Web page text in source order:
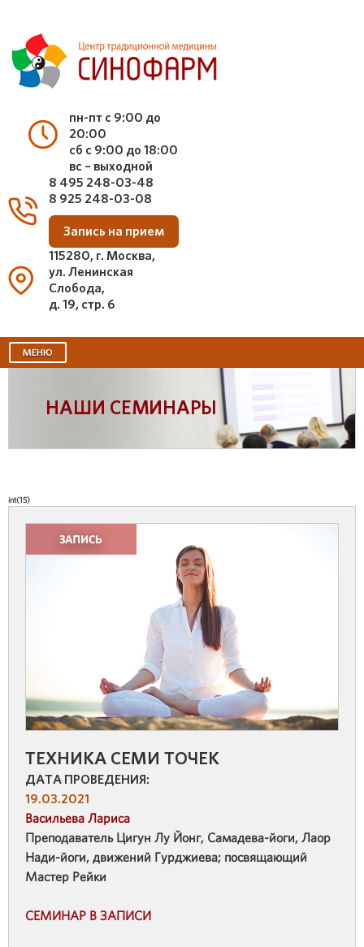
пн-пт с 9:00 до
20:00
сб с 9:00 до 18:00
вс – выходной
8 495 248-03-48
8 925 248-03-08
Запись на прием
115280, г. Москва,
ул. Ленинская
Слобода,
д. 19, стр. 6
МЕНЮ
НАШИ СЕМИНАРЫ
int(15)
ТЕХНИКА СЕМИ ТОЧЕК
ДАТА ПРОВЕДЕНИЯ:
19.03.2021
Васильева Лариса
Преподаватель Цигун Лу Йонг, Самадева-йоги, Лаор
Нади-йоги, движений Гурджиева; посвящающий
Мастер Рейки
СЕМИНАР В ЗАПИСИ